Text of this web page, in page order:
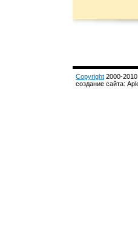
Copyright 2000-
создание сайта: